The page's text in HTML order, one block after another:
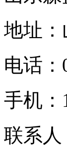
地址
电话：
手机：
联系人